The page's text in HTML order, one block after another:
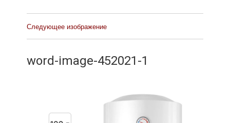
и
другие связанные со стройкой
Следующее изображение
word-image-452021-1